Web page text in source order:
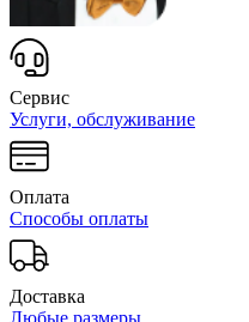
Сервис
Услуги, обслуживание
Оплата
Способы оплаты
Доставка
Любые размеры